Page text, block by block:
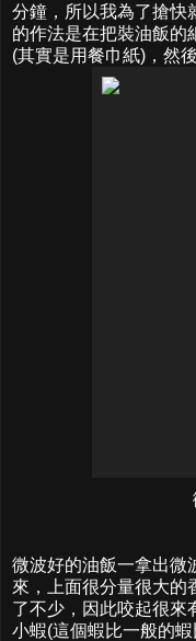
分鐘，所以我為了搶快
的作法是在把裝油飯的
(其實是用餐巾紙)，然
微波好的油飯一拿出微
來，上面很分量很大的
了不少，因此咬起很來
小蝦(這個蝦比一般的